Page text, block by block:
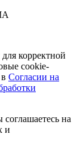
корректной
cookie-
Согласии на
на
и